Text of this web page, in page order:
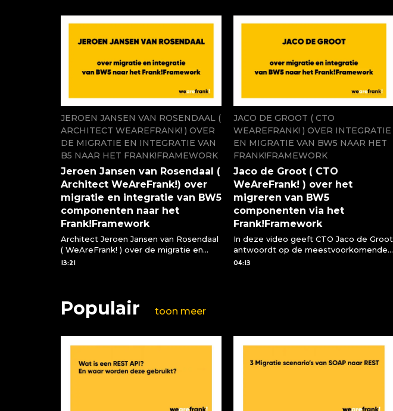
JEROEN JANSEN VAN ROSENDAAL (
ARCHITECT WEAREFRANK! ) OVER
DE MIGRATIE EN INTEGRATIE VAN
B5 NAAR HET FRANK!FRAMEWORK
Jeroen Jansen van Rosendaal (
Architect WeAreFrank!) over
migratie en integratie van BW5
componenten naar het
Frank!Framework
Architect Jeroen Jansen van Rosendaal
( WeAreFrank! ) over de migratie en
integratie van BW5 componenten via
13:21
JACO DE GROOT ( CTO
WEAREFRANK! ) OVER INTEGRATIE
EN MIGRATIE VAN BW5 NAAR HET
FRANK!FRAMEWORK
Jaco de Groot ( CTO
WeAreFrank! ) over het
migreren van BW5
componenten via het
Frank!Framework
In deze video geeft CTO Jaco de Groot
antwoordt op de meestvoorkomende
vragen over het migreren van BW5
04:13
Populair toon meer